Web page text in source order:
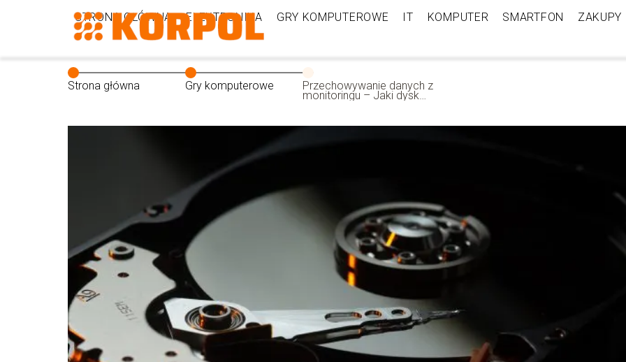
STRONA GŁÓWNA ELEKTRONIKA GRY KOMPUTEROWE IT KOMPUTER SMARTFON ZAKUPY
Strona główna Gry komputerowe Przechowywanie danych z
monitoringu – Jaki dysk